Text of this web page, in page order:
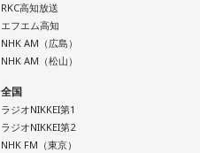
RKC高知放送
エフエム高知
NHK AM（広島）
NHK AM（松山）
全国
ラジオNIKKEI第1
ラジオNIKKEI第2
NHK FM（東京）